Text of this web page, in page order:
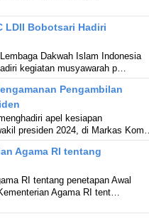
LDII Bobotsari Hadiri
Dakwah Islam Indonesia
kegiatan musyawarah p…
Pengambilan
apel kesiapan
presiden 2024, di Markas Kom…
Agama RI tentang
RI tentang penetapan Awal
Agama RI tent…